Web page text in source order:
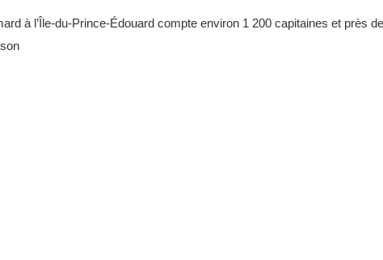
à l’Île-du-Prince-Édouard compte environ 1 200 capitaines et près
Nicholson